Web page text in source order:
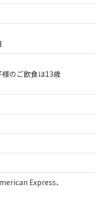
のご飲食は13歳
Express、